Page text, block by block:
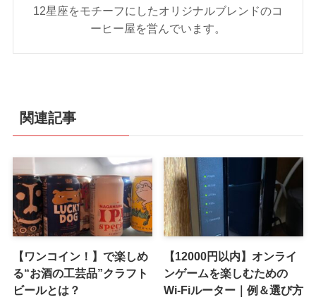
12星座をモチーフにしたオリジナルブレンドのコ
ーヒー屋を営んでいます。
関連記事
【ワンコイン！】で楽しめ
る“お酒の工芸品”クラフト
ビールとは？
【12000円以内】オンライ
ンゲームを楽しむための
Wi-Fiルーター｜例＆選び方